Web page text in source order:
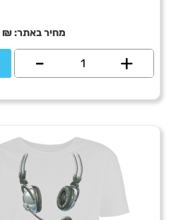
מחיר באתר:₪
+
כמות
fuck
-